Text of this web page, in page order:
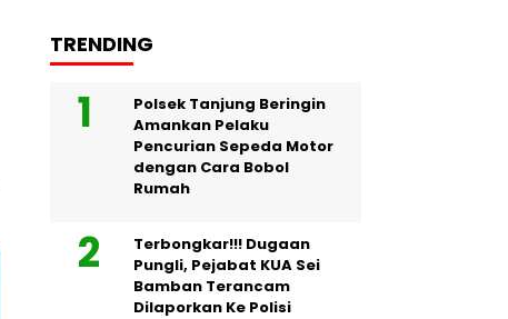
TRENDING
Polsek Tanjung Beringin
Amankan Pelaku
Pencurian Sepeda Motor
dengan Cara Bobol
Rumah
Terbongkar!!! Dugaan
Pungli, Pejabat KUA Sei
Bamban Terancam
Dilaporkan Ke Polisi